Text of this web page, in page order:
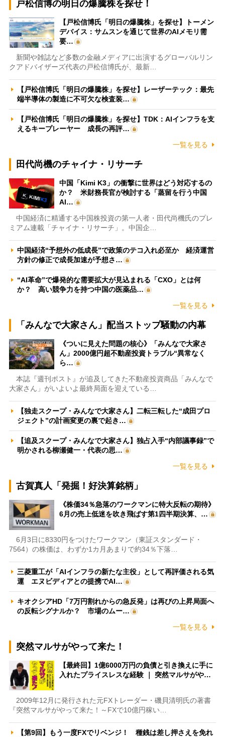
戸松信博の明日の爆騰株を探せ！
【戸松信博氏「明日の爆騰株」を探せ】トーメン
デバイス：サムスンを通じて世界のAIメモリ需
要…
新聞や雑誌など多数の金融メディアに出演するグローバルリン
クアドバイザーズ代表の戸松信博氏が、最新…
【戸松信博氏「明日の爆騰株」を探せ】レーザーテック：最先
端半導体の製造に不可欠な検査装…
【戸松信博氏「明日の爆騰株」を探せ】TDK：AIインフラを支
えるキープレーヤー 成長の再評…
一覧を見る
田代尚機のチャイナ・リサーチ
中国「Kimi K3」の衝撃に世界はどう対応するの
か？ 米財務長官が検討する「蒸留を行う中国
AI…
中国経済に精通する中国株投資の第一人者・田代尚機氏のプレ
ミアム連載「チャイナ・リサーチ」。中国企…
中国経済“予想外の低成長”で政策のテコ入れ必至か 経済運営
方針の修正で成長加速が予想さ…
“AI革命”で爆発的な需要拡大が見込まれる「CXO」とは何
か？ 高い競争力を持つ中国の医薬品…
一覧を見る
「みんなで大家さん」配当ストップ騒動の内幕
《ついに見えた問題の核心》「みんなで大家さ
ん」2000億円超不動産投資トラブル“異常なく
ら…
本誌『週刊ポスト』が追及してきた不動産投資商品「みんなで
大家さん」がいよいよ最終局面を迎えている…
【独走スクープ・みんなで大家さん】二転三転した“成田プロ
ジェクト”の計画変更の裏で起き…
【追及スクープ・みんなで大家さん】独占入手“内部議事録”で
明かされる柳瀬健一・代表の思…
一覧を見る
古賀真人「発掘！好決算銘柄」
《株価34％急落のワークマンに特大反転の期待》
6月の売上低迷を吹き飛ばす第1四半期決算、…
6月3日に8330円をつけたワークマン（東証スタンダード・
7564）の株価は、わずか1カ月あまりで約34％下落…
三菱重工が「AIインフラの新たな主役」として再評価される気
運 エヌビディアとの提携でAI…
キオクシアHD「7万円割れからの急反発」は再びの上昇局面へ
の反転シグナルか？ 市場のムー…
一覧を見る
突然マルサがやって来た！
【最終回】1億6000万円の負債と引き換えに手に
入れたプライスレスな経験 ｜ 突然マルサがや…
2009年12月に発行された元FXトレーダー・磯貝清明氏の著書
『突然マルサがやって来た！～FXで10億円稼い…
【第9回】もう一度FXでリベンジ！ 種銭は差し押さえを免れ